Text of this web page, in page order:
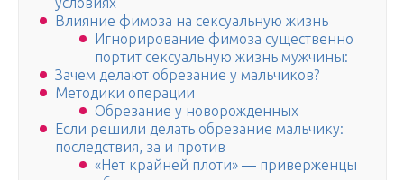
Влияние фимоза на сексуальную жизнь
Игнорирование фимоза существенно
портит сексуальную жизнь мужчины:
Зачем делают обрезание у мальчиков?
Методики операции
Обрезание у новорожденных
Если решили делать обрезание мальчику:
последствия, за и против
«Нет крайней плоти» — приверженцы